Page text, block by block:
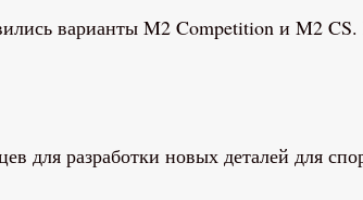
варианты M2 Competition и M2
для разработки новых деталей для